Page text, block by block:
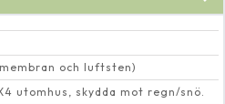
och luftsten)
utomhus, skydda mot regn/snö.